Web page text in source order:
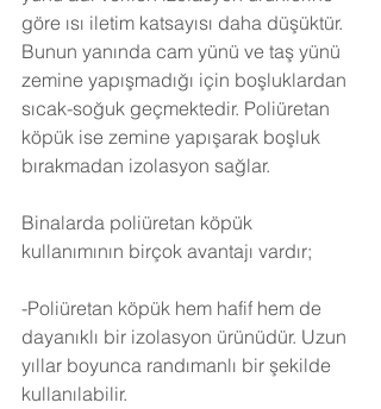
göre ısı iletim katsayısı daha düşüktür.
Bunun yanında cam yünü ve taş yünü
zemine yapışmadığı için boşluklardan
sıcak-soğuk geçmektedir. Poliüretan
köpük ise zemine yapışarak boşluk
bırakmadan izolasyon sağlar.
Binalarda poliüretan köpük
kullanımının birçok avantajı vardır;
-Poliüretan köpük hem hafif hem de
dayanıklı bir izolasyon ürünüdür. Uzun
yıllar boyunca randımanlı bir şekilde
kullanılabilir.